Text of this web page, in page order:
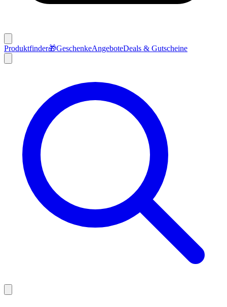
Produktfinder🎁GeschenkeAngeboteDeals & Gutscheine